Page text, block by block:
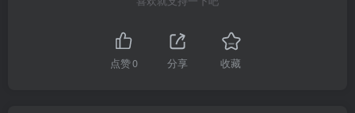
点赞0 分享 收藏